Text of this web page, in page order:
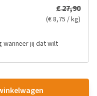
€ 27,90
(€ 8,75 / kg)
wanneer jij dat wilt